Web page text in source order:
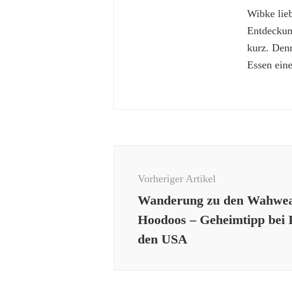
Wibke
kurz.
Essen
Vorheriger Artikel
Wanderung zu den
Hoodoos – Geheimtipp bei
den USA